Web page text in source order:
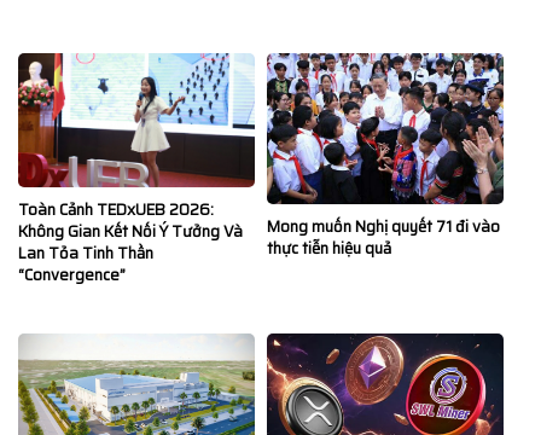
Toàn Cảnh TEDxUEB 2026:
Không Gian Kết Nối Ý Tưởng Và
Lan Tỏa Tinh Thần
“Convergence”
Mong muốn Nghị quyết 71 đi vào
thực tiễn hiệu quả